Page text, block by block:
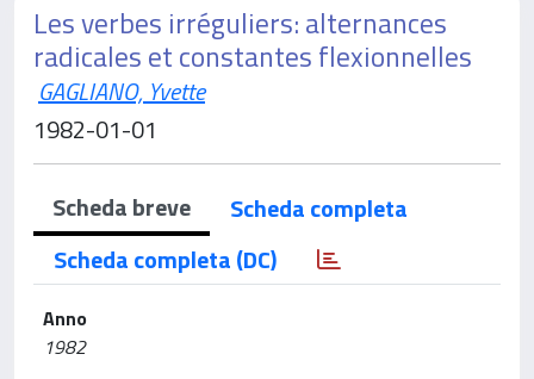
Les verbes irréguliers: alternances
radicales et constantes flexionnelles
GAGLIANO, Yvette
1982-01-01
Scheda breve
Scheda completa
Scheda completa (DC)
Anno
1982